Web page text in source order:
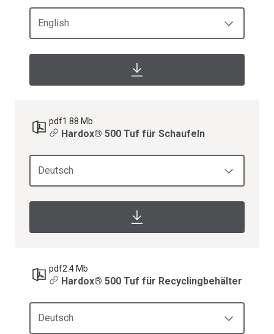
English
pdf1.88 Mb
Hardox® 500 Tuf für Schaufeln
Deutsch
pdf2.4 Mb
Hardox® 500 Tuf für Recyclingbehälter
Deutsch